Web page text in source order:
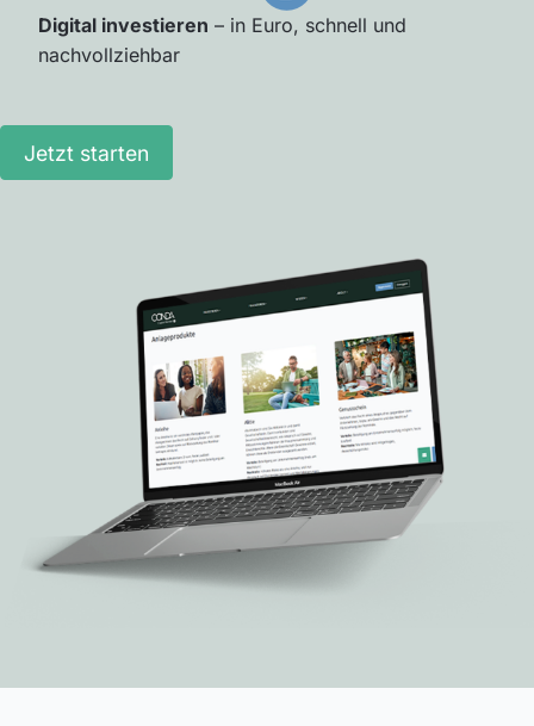
Digital investieren – in Euro, schnell und
nachvollziehbar
Jetzt starten